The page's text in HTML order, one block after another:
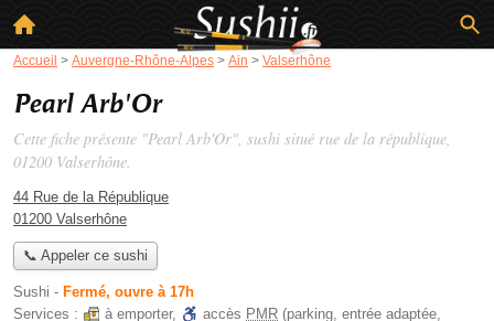
Accueil > Auvergne-Rhône-Alpes > Ain > Valserhône
Pearl Arb'Or
Cette fiche présente "Pearl Arb'Or", sushi situé rue de la république,
01200 Valserhône.
44 Rue de la République
01200 Valserhône
📞 Appeler ce sushi
Sushi - Fermé, ouvre à 17h
Services :
à emporter, accès PMR (parking, entrée adaptée,